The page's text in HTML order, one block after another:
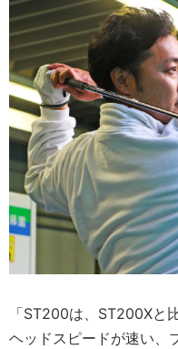
「ST200は、ST200Xと
ヘッドスピードが速い、